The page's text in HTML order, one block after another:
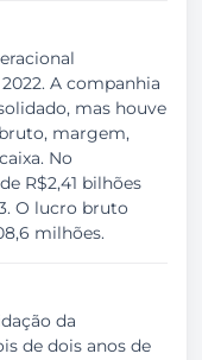
A companhia
mas houve
margem,
No
R$2,41 bilhões
O lucro bruto
milhões.
da
de dois anos de